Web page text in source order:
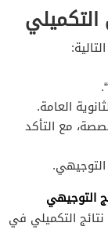
“.
العامة.
مع التأكد
التوجيهي
التكميلي في